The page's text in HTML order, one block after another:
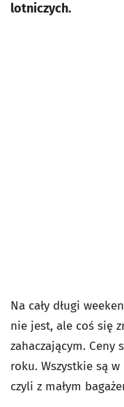
lotniczych.
Na cały długi
nie jest, ale coś się
zahaczającym. Ceny
roku. Wszystkie są
czyli z małym